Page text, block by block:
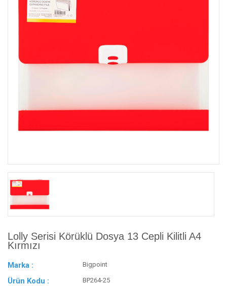
Lolly Serisi Körüklü Dosya 13 Cepli Kilitli A4
Kırmızı
Marka : Bigpoint
Ürün Kodu : BP264-25